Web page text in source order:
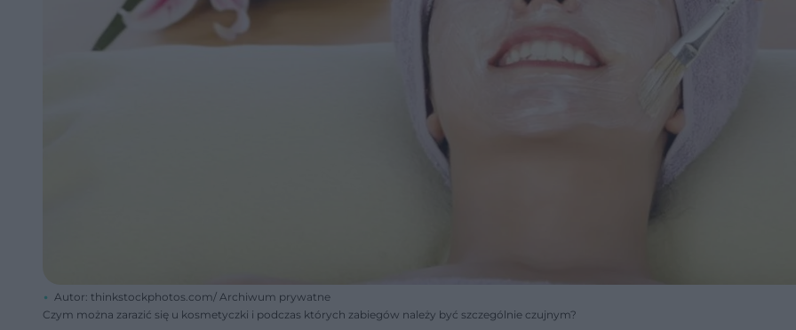
Autor: thinkstockphotos.com/ Archiwum prywatne
Czym można zarazić się u kosmetyczki i podczas których zabiegów należy być szczególnie czujnym?